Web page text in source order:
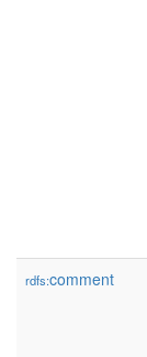
rdfs:comment